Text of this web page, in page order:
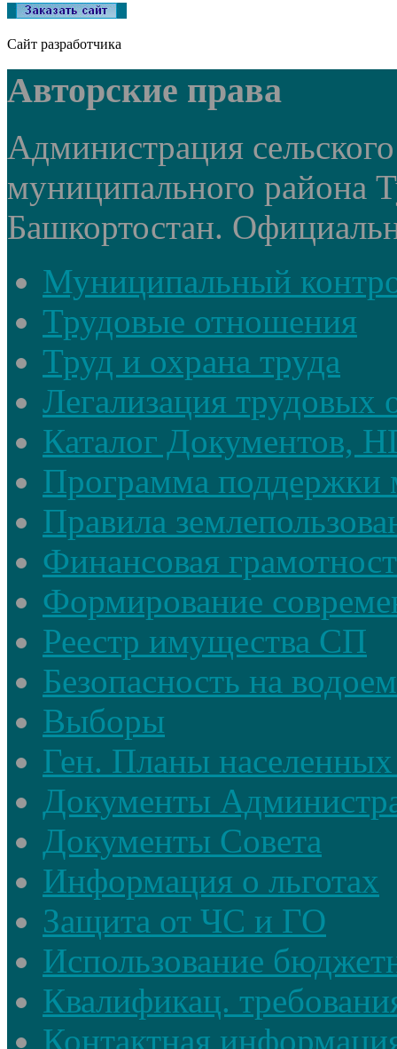
Сайт разработчика
Авторские права
Администрация
муниципального района
Башкортостан.
Муниципальный
Трудовые отношения
Труд и охрана труда
Легализация трудовых
Каталог Документов,
Программа поддержки
Правила
Финансовая
Формирование
Реестр имущества СП
Безопасность на
Выборы
Ген. Планы
Документы
Документы Совета
Информация о льготах
Защита от ЧС и ГО
Использование
Квалификац.
Контактная